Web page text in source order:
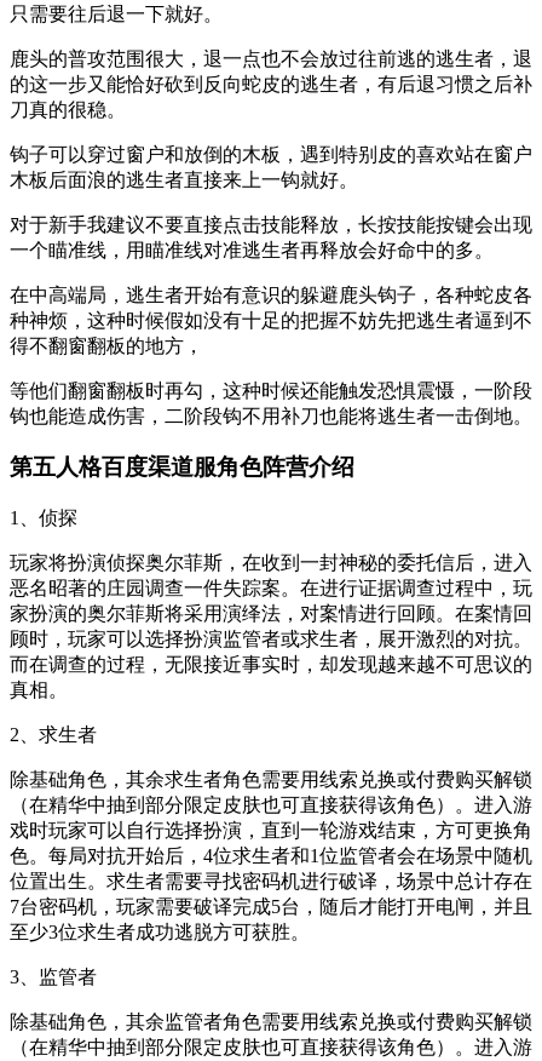
只需要往后退一下就好。
鹿头的普攻范围很大，退一点也不会放过往前逃的逃生者，退
的这一步又能恰好砍到反向蛇皮的逃生者，有后退习惯之后补
刀真的很稳。
钩子可以穿过窗户和放倒的木板，遇到特别皮的喜欢站在窗户
木板后面浪的逃生者直接来上一钩就好。
对于新手我建议不要直接点击技能释放，长按技能按键会出现
一个瞄准线，用瞄准线对准逃生者再释放会好命中的多。
在中高端局，逃生者开始有意识的躲避鹿头钩子，各种蛇皮各
种神烦，这种时候假如没有十足的把握不妨先把逃生者逼到不
得不翻窗翻板的地方，
等他们翻窗翻板时再勾，这种时候还能触发恐惧震慑，一阶段
钩也能造成伤害，二阶段钩不用补刀也能将逃生者一击倒地。
第五人格百度渠道服角色阵营介绍
1、侦探
玩家将扮演侦探奥尔菲斯，在收到一封神秘的委托信后，进入
恶名昭著的庄园调查一件失踪案。在进行证据调查过程中，玩
家扮演的奥尔菲斯将采用演绎法，对案情进行回顾。在案情回
顾时，玩家可以选择扮演监管者或求生者，展开激烈的对抗。
而在调查的过程，无限接近事实时，却发现越来越不可思议的
真相。
2、求生者
除基础角色，其余求生者角色需要用线索兑换或付费购买解锁
（在精华中抽到部分限定皮肤也可直接获得该角色）。进入游
戏时玩家可以自行选择扮演，直到一轮游戏结束，方可更换角
色。每局对抗开始后，4位求生者和1位监管者会在场景中随机
位置出生。求生者需要寻找密码机进行破译，场景中总计存在
7台密码机，玩家需要破译完成5台，随后才能打开电闸，并且
至少3位求生者成功逃脱方可获胜。
3、监管者
除基础角色，其余监管者角色需要用线索兑换或付费购买解锁
（在精华中抽到部分限定皮肤也可直接获得该角色）。进入游